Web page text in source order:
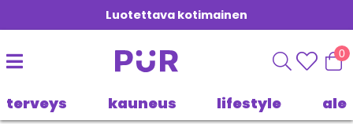
Luotettava kotimainen
0
terveys kauneus lifestyle ale